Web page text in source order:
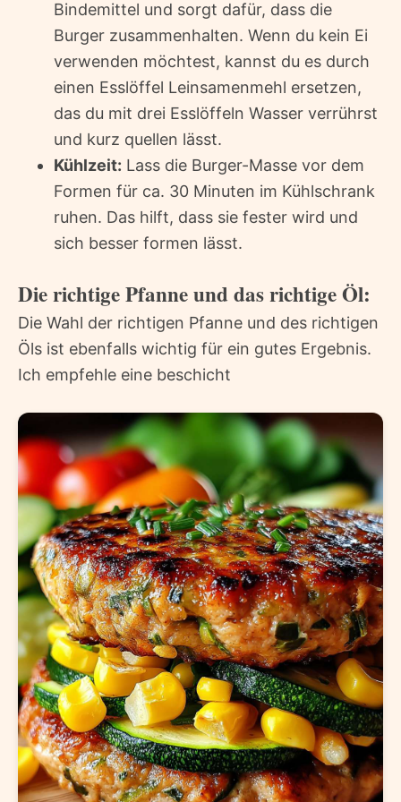
Bindemittel und sorgt dafür, dass die
Burger zusammenhalten. Wenn du kein Ei
verwenden möchtest, kannst du es durch
einen Esslöffel Leinsamenmehl ersetzen,
das du mit drei Esslöffeln Wasser verrührst
und kurz quellen lässt.
Kühlzeit: Lass die Burger-Masse vor dem
Formen für ca. 30 Minuten im Kühlschrank
ruhen. Das hilft, dass sie fester wird und
sich besser formen lässt.
Die richtige Pfanne und das richtige Öl:
Die Wahl der richtigen Pfanne und des richtigen
Öls ist ebenfalls wichtig für ein gutes Ergebnis.
Ich empfehle eine beschicht